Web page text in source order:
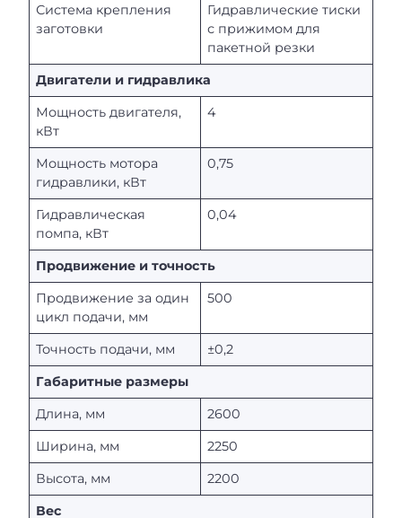
Система крепления
заготовки
Гидравлические тиски
с прижимом для
пакетной резки
Двигатели и гидравлика
Мощность двигателя,
кВт
4
Мощность мотора
гидравлики, кВт
0,75
Гидравлическая
помпа, кВт
0,04
Продвижение и точность
Продвижение за один
цикл подачи, мм
500
Точность подачи, мм
±0,2
Габаритные размеры
Длина, мм
2600
Ширина, мм
2250
Высота, мм
2200
Вес